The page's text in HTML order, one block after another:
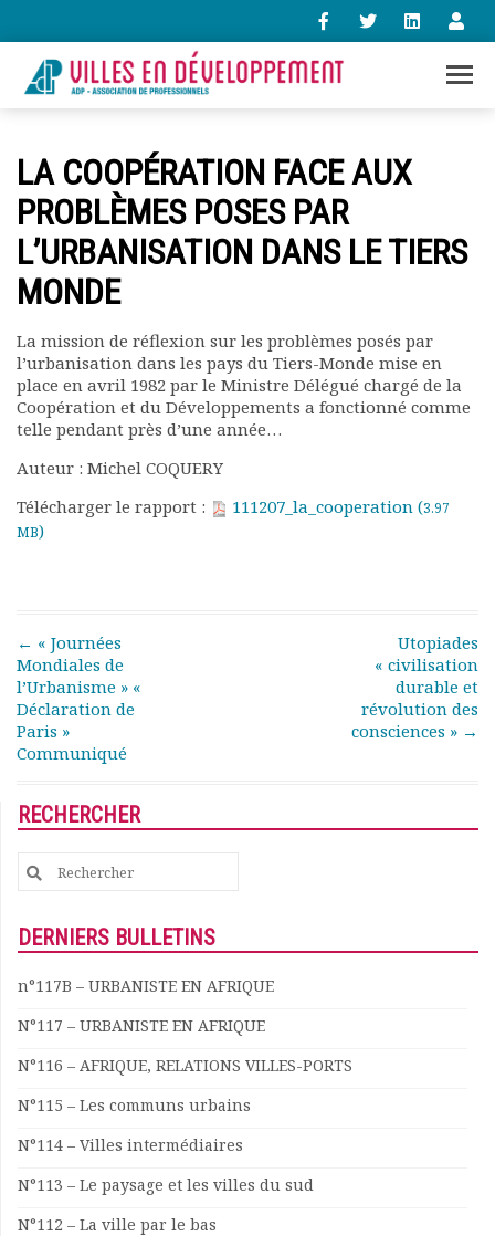
contact@villes-developpement.org
Accueil
L’association
Qui sommes-nous ?
Le bureau
Statuts de l’association
Vie de l’association
Calendrier des activités
Assemblées générales
Comptes rendus mensuels
Rapports moraux
Comité de rédaction
Bulletins Villes en
développement
Kiosk
Ressources
Podcast-AdP
Dîners débats
Journées d’études
Concours vidéo
Nos partenaires
Publications et rapports
Documents
Annuaire
Offres d’emploi
Actualités
Nous contacter
LA COOPÉRATION FACE AUX
PROBLÈMES POSES PAR
L’URBANISATION DANS LE TIERS
MONDE
La mission de réflexion sur les problèmes posés par
l’urbanisation dans les pays du Tiers-Monde mise en
place en avril 1982 par le Ministre Délégué chargé de la
Coopération et du Développements a fonctionné comme
telle pendant près d’une année…
Auteur : Michel COQUERY
Télécharger le rapport :
111207_la_cooperation (3.97
MB)
Post navigation
← « Journées
Mondiales de
l’Urbanisme » «
Déclaration de
Paris »
Communiqué
Utopiades
« civilisation
durable et
révolution des
consciences » →
RECHERCHER
Search
for:
DERNIERS BULLETINS
n°117B – URBANISTE EN AFRIQUE
N°117 – URBANISTE EN AFRIQUE
N°116 – AFRIQUE, RELATIONS VILLES-PORTS
N°115 – Les communs urbains
N°114 – Villes intermédiaires
N°113 – Le paysage et les villes du sud
N°112 – La ville par le bas